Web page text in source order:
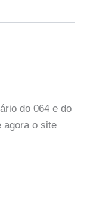
do 064 e do
agora o site